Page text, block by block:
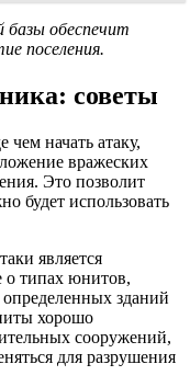
базы обеспечит
поселения.
советы
чем начать атаку,
вражеских
Это позволит
будет использовать
является
типах юнитов,
зданий
хорошо
сооружений,
для разрушения